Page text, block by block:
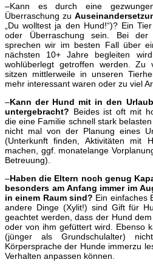
–Kann es durch eine
Überraschung zu
„Du wolltest ja den Hund!“)? Ein
oder Überraschung sein. Bei der
sprechen wir im besten Fall über
nächsten 10+ Jahre begleiten
wohlüberlegt getroffen werden. Zu
sitzen mittlerweile in unseren
mehr interessant waren oder zu viel
–Kann der Hund mit in den
untergebracht? Beides ist oft mit
die eine Familie schnell stark
nicht mal von der Planung eines
(Unterkunft finden, Aktivitäten mit
machen, ggf. monatelange
Betreuung).
–Haben die Eltern noch genug
besonders am Anfang immer im
in einem Raum sind? Ein einfaches
andere Dinge (Xylit!) sind Gift für
geachtet werden, dass der Hund
oder von ihm gefüttert wird. Ebenso
(jünger als Grundschulalter)
Körpersprache der Hunde immerzu
Verhalten anpassen können.